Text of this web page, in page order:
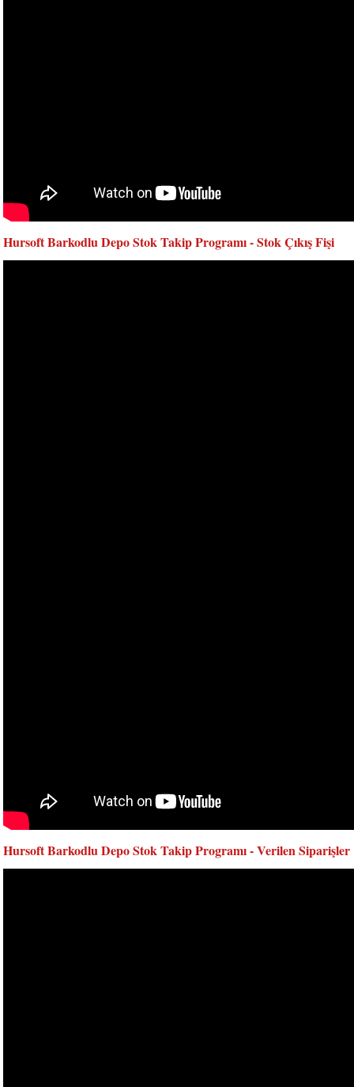
Hursoft Barkodlu Depo Stok Takip Programı - Stok Çıkış Fişi
Hursoft Barkodlu Depo Stok Takip Programı - Verilen Siparişler